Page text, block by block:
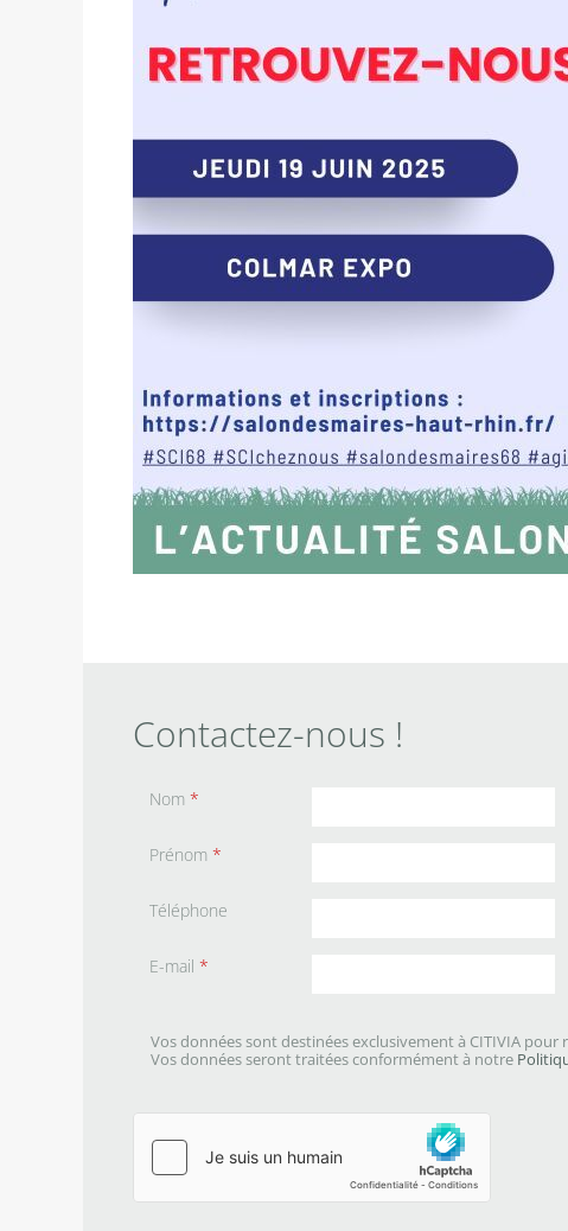
Contactez-nous !
Nom *
Prénom *
Téléphone
E-mail *
Vos données sont destinées exclusivement à CITIVIA
Vos données seront traitées conformément à notre